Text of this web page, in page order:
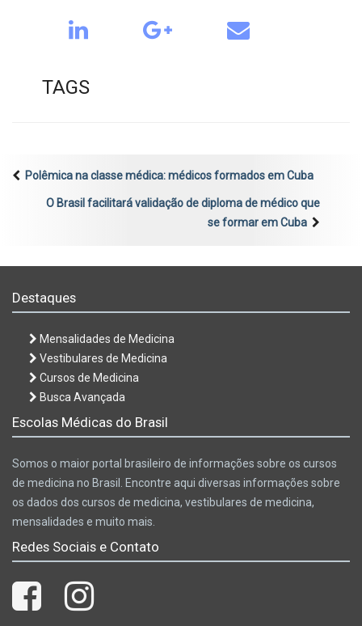
TAGS
Polêmica na classe médica: médicos formados em Cuba
O Brasil facilitará validação de diploma de médico que
se formar em Cuba
Destaques
Mensalidades de Medicina
Vestibulares de Medicina
Cursos de Medicina
Busca Avançada
Escolas Médicas do Brasil
Somos o maior portal brasileiro de informações sobre os cursos
de medicina no Brasil. Encontre aqui diversas informações sobre
os dados dos cursos de medicina, vestibulares de medicina,
mensalidades e muito mais.
Redes Sociais e Contato